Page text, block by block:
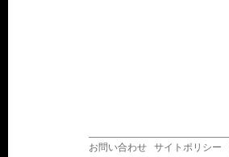
お問い合わせ サイトポリシー